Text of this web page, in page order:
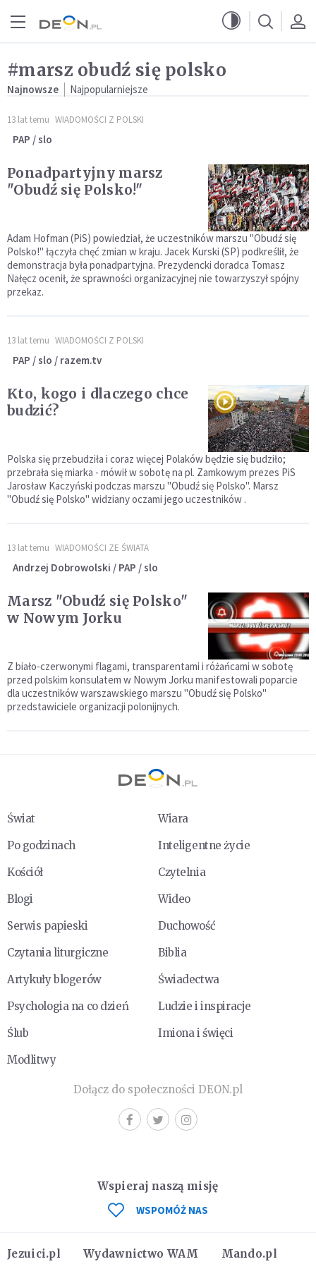
#marsz obudź się polsko
Najnowsze Najpopularniejsze
13 lat temu WIADOMOŚCI Z POLSKI
PAP / slo
Ponadpartyjny marsz
"Obudź się Polsko!"
Adam Hofman (PiS) powiedział, że uczestników marszu "Obudź się
Polsko!" łączyła chęć zmian w kraju. Jacek Kurski (SP) podkreślił, że
demonstracja była ponadpartyjna. Prezydencki doradca Tomasz
Nałęcz ocenił, że sprawności organizacyjnej nie towarzyszył spójny
przekaz.
13 lat temu WIADOMOŚCI Z POLSKI
PAP / slo / razem.tv
Kto, kogo i dlaczego chce
budzić?
Polska się przebudziła i coraz więcej Polaków będzie się budziło;
przebrała się miarka - mówił w sobotę na pl. Zamkowym prezes PiS
Jarosław Kaczyński podczas marszu "Obudź się Polsko". Marsz
"Obudź się Polsko" widziany oczami jego uczestników .
13 lat temu WIADOMOŚCI ZE ŚWIATA
Andrzej Dobrowolski / PAP / slo
Marsz "Obudź się Polsko"
w Nowym Jorku
Z biało-czerwonymi flagami, transparentami i różańcami w sobotę
przed polskim konsulatem w Nowym Jorku manifestowali poparcie
dla uczestników warszawskiego marszu "Obudź się Polsko"
przedstawiciele organizacji polonijnych.
Świat
Wiara
Po godzinach
Inteligentne życie
Kościół
Czytelnia
Blogi
Wideo
Serwis papieski
Duchowość
Czytania liturgiczne
Biblia
Artykuły blogerów
Świadectwa
Psychologia na co dzień
Ludzie i inspiracje
Ślub
Imiona i święci
Modlitwy
Dołącz do społeczności DEON.pl
Jezuici.pl Wydawnictwo WAM Mando.pl
Wspieraj naszą misję
WSPOMÓŻ NAS